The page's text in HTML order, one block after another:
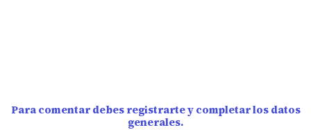
Para comentar debes registrarte y completar los datos
generales.